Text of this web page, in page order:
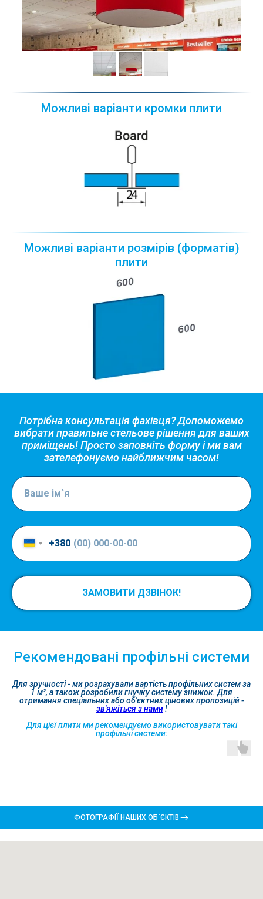
Можливі варіанти кромки плити
Можливі варіанти розмірів (форматів)
плити
Потрібна консультація фахівця? Допоможемо
вибрати правильне стельове рішення для ваших
приміщень! Просто заповніть форму і ми вам
зателефонуємо найближчим часом!
+380
ЗАМОВИТИ ДЗВІНОК!
Рекомендовані профільні системи
Для зручності - ми розрахували вартість профільних систем за
1 м², а також розробили гнучку систему знижок. Для
отримання спеціальних або об'єктних цінових пропозицій -
зв'яжіться з нами !
Для цієї плити ми рекомендуємо використовувати такі
профільні системи:
ФОТОГРАФІЇ НАШИХ ОБ`ЄКТІВ